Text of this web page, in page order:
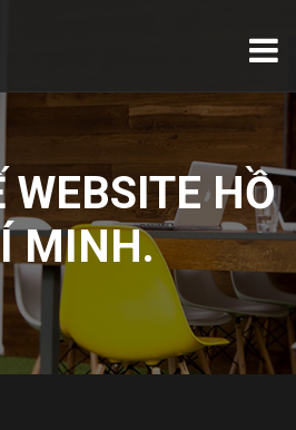
WEBSITE HỒ
MINH.